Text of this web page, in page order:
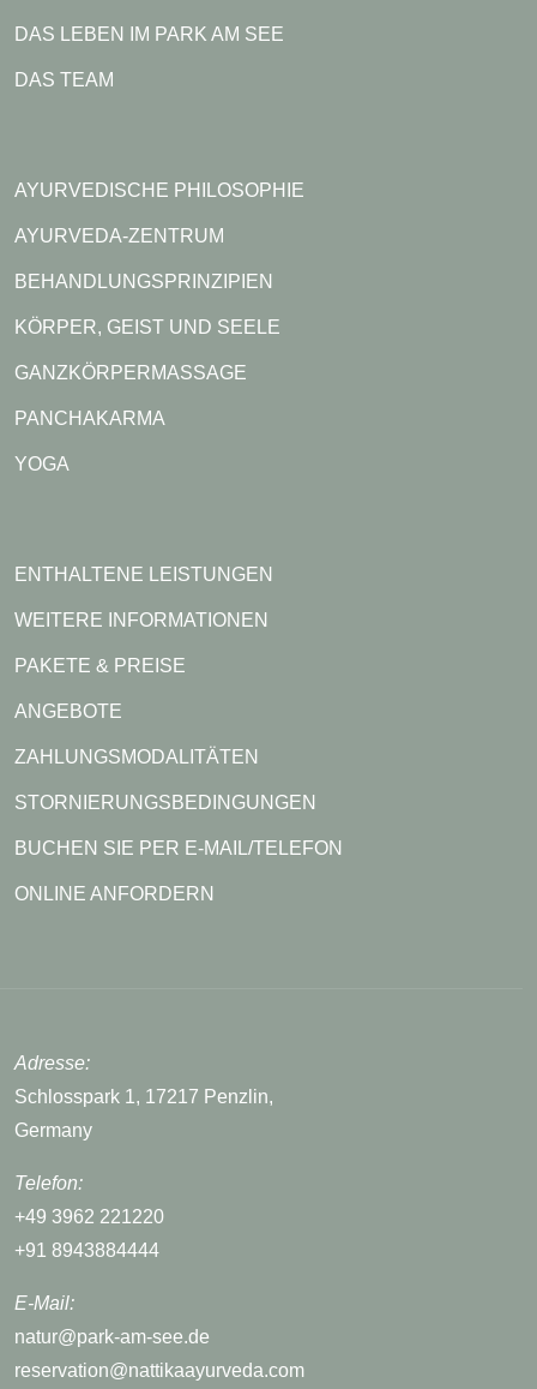
DAS LEBEN IM PARK AM SEE
DAS TEAM
AYURVEDISCHE PHILOSOPHIE
AYURVEDA-ZENTRUM
BEHANDLUNGSPRINZIPIEN
KÖRPER, GEIST UND SEELE
GANZKÖRPERMASSAGE
PANCHAKARMA
YOGA
ENTHALTENE LEISTUNGEN
WEITERE INFORMATIONEN
PAKETE & PREISE
ANGEBOTE
ZAHLUNGSMODALITÄTEN
STORNIERUNGSBEDINGUNGEN
BUCHEN SIE PER E-MAIL/TELEFON
ONLINE ANFORDERN
Adresse:
Schlosspark 1, 17217 Penzlin,
Germany
Telefon:
+49 3962 221220
+91 8943884444
E-Mail:
natur@park-am-see.de
reservation@nattikaayurveda.com